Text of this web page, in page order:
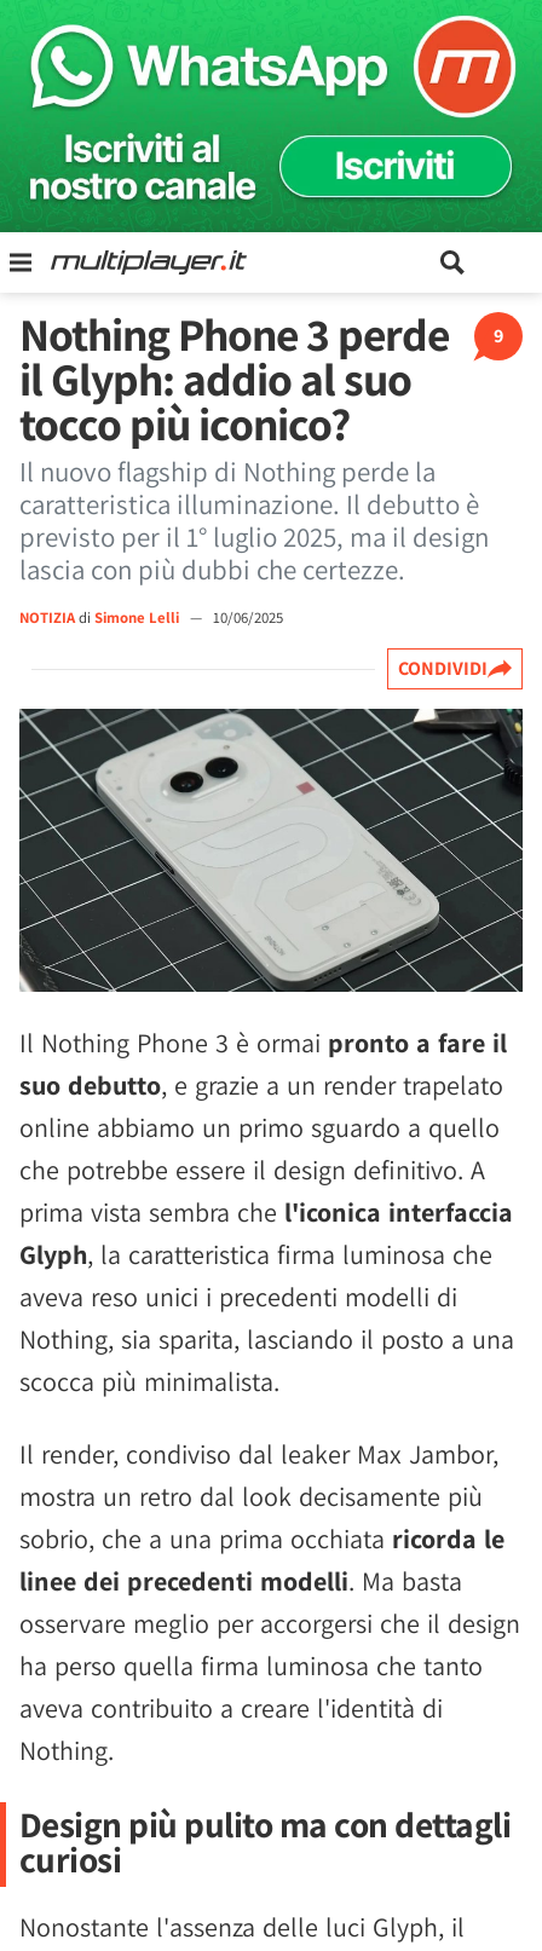
9
Nothing Phone 3 perde
il Glyph: addio al suo
tocco più iconico?
Il nuovo flagship di Nothing perde la
caratteristica illuminazione. Il debutto è
previsto per il 1° luglio 2025, ma il design
lascia con più dubbi che certezze.
NOTIZIAdi Simone Lelli — 10/06/2025
CONDIVIDI
Il Nothing Phone 3 è ormai pronto a fare il
suo debutto, e grazie a un render trapelato
online abbiamo un primo sguardo a quello
che potrebbe essere il design definitivo. A
prima vista sembra che l'iconica interfaccia
Glyph, la caratteristica firma luminosa che
aveva reso unici i precedenti modelli di
Nothing, sia sparita, lasciando il posto a una
scocca più minimalista.
Il render, condiviso dal leaker Max Jambor,
mostra un retro dal look decisamente più
sobrio, che a una prima occhiata ricorda le
linee dei precedenti modelli. Ma basta
osservare meglio per accorgersi che il design
ha perso quella firma luminosa che tanto
aveva contribuito a creare l'identità di
Nothing.
Design più pulito ma con dettagli
curiosi
Nonostante l'assenza delle luci Glyph, il